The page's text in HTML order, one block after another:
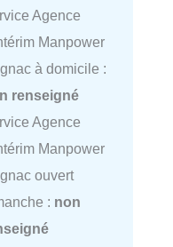
Agence
Manpower
à domicile :
renseigné
Agence
Manpower
ouvert
: non